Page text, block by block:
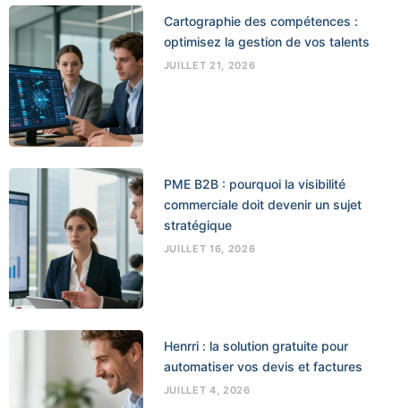
Cartographie des compétences :
optimisez la gestion de vos talents
JUILLET 21, 2026
PME B2B : pourquoi la visibilité
commerciale doit devenir un sujet
stratégique
JUILLET 16, 2026
Henrri : la solution gratuite pour
automatiser vos devis et factures
JUILLET 4, 2026